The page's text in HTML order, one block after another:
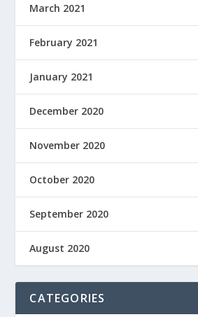
March 2021
February 2021
January 2021
December 2020
November 2020
October 2020
September 2020
August 2020
CATEGORIES